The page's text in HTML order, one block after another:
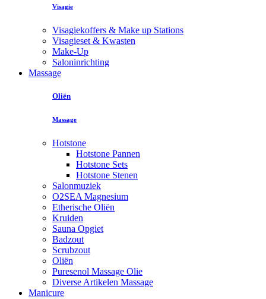
Visagie
Visagiekoffers & Make up Stations
Visagieset & Kwasten
Make-Up
Saloninrichting
Massage
Oliën
Massage
Hotstone
Hotstone Pannen
Hotstone Sets
Hotstone Stenen
Salonmuziek
O2SEA Magnesium
Etherische Oliën
Kruiden
Sauna Opgiet
Badzout
Scrubzout
Oliën
Puresenol Massage Olie
Diverse Artikelen Massage
Manicure